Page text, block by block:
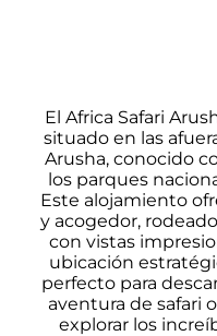
El Africa Safari
situado en las
Arusha, conocido
los parques
Este alojamiento
y acogedor,
con vistas
ubicación
perfecto para
aventura de safari
explorar los